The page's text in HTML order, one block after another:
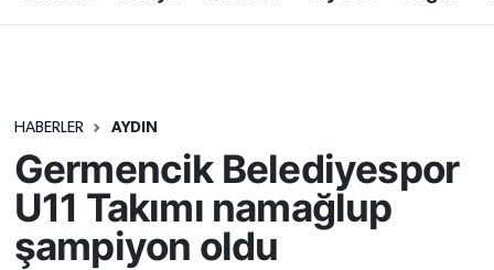
HABERLER AYDIN
Germencik Belediyespor
U11 Takımı namağlup
şampiyon oldu
Dünya
Ekonomi
Gündem
Kültür-Sanat
Tüm Manşetler
Haber Arşivi